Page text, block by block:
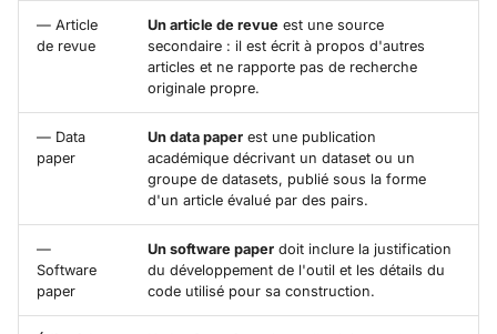
— Article
de revue
Un article de revue est une source
secondaire : il est écrit à propos d'autres
articles et ne rapporte pas de recherche
originale propre.
— Data
paper
Un data paper est une publication
académique décrivant un dataset ou un
groupe de datasets, publié sous la forme
d'un article évalué par des pairs.
—
Software
paper
Un software paper doit inclure la justification
du développement de l'outil et les détails du
code utilisé pour sa construction.